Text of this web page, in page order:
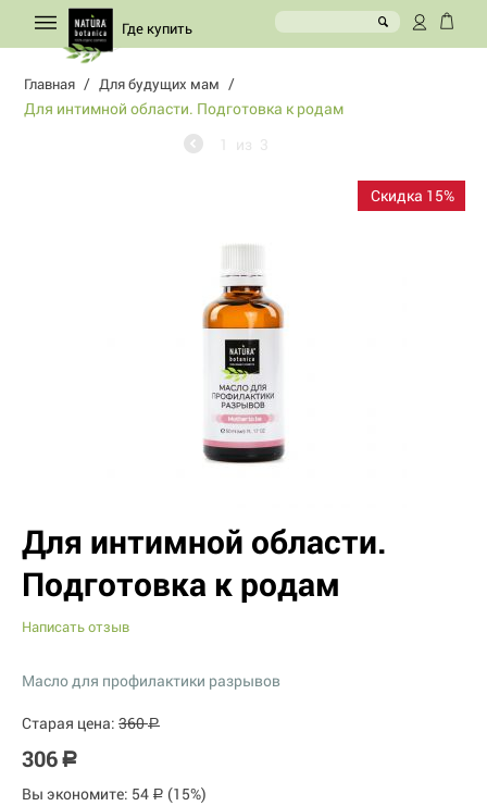
Где купить
Главная / Для будущих мам /
Для интимной области. Подготовка к родам
из 3
Скидка 15%
Для интимной области.
Подготовка к родам
Написать отзыв
Масло для профилактики разрывов
Старая цена: 360 Р
306 Р
Вы экономите: 54 Р (15%)